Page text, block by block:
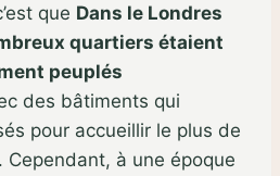
que Dans le Londres
quartiers étaient
peuplés
des bâtiments qui
pour accueillir le plus de
Cependant, à une époque